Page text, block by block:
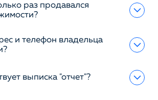
раз продавался
и телефон владельца
выписка "отчет"?